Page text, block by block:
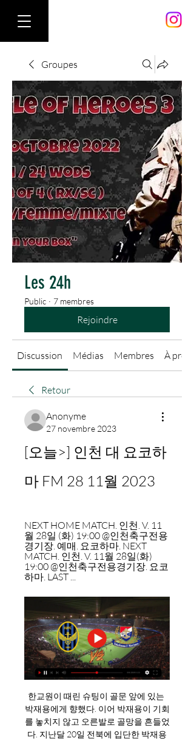
Groupes
Les 24h
Public · 7 membres
Rejoindre
Discussion Médias Membres À
Retour
Anonyme
27 novembre 2023
[오늘>] 인천 대 요코하
마 FM 28 11월 2023
NEXT HOME MATCH. 인천. V. 11
월 28일 (화) 19:00 @인천축구전용
경기장. 예매. 요코하마. NEXT
MATCH. 인천. V. 11월 28일(화)
19:00 @인천축구전용경기장. 요코
하마. LAST ...
한교원이 때린 슈팅이 골문 앞에 있는
박재용에게 향했다. 이어 박재용이 기회
를 놓치지 않고 오른발로 골망을 흔들었
다. 지난달 20일 전북에 입단한 박재용